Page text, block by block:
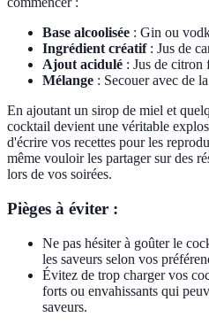
Base alcoolisée : Gin ou
Ingrédient créatif: Jus de
Ajout acidulé : Jus de citron
Mélange : Secouer avec de
En ajoutant un sirop de miel et
cocktail devient une véritable
d'écrire vos recettes pour les
même vouloir les partager sur des
lors de vos soirées.
Pièges à éviter :
Ne pas hésiter à goûter le
les saveurs selon vos
Évitez de trop charger vos
forts ou envahissants qui
saveurs.